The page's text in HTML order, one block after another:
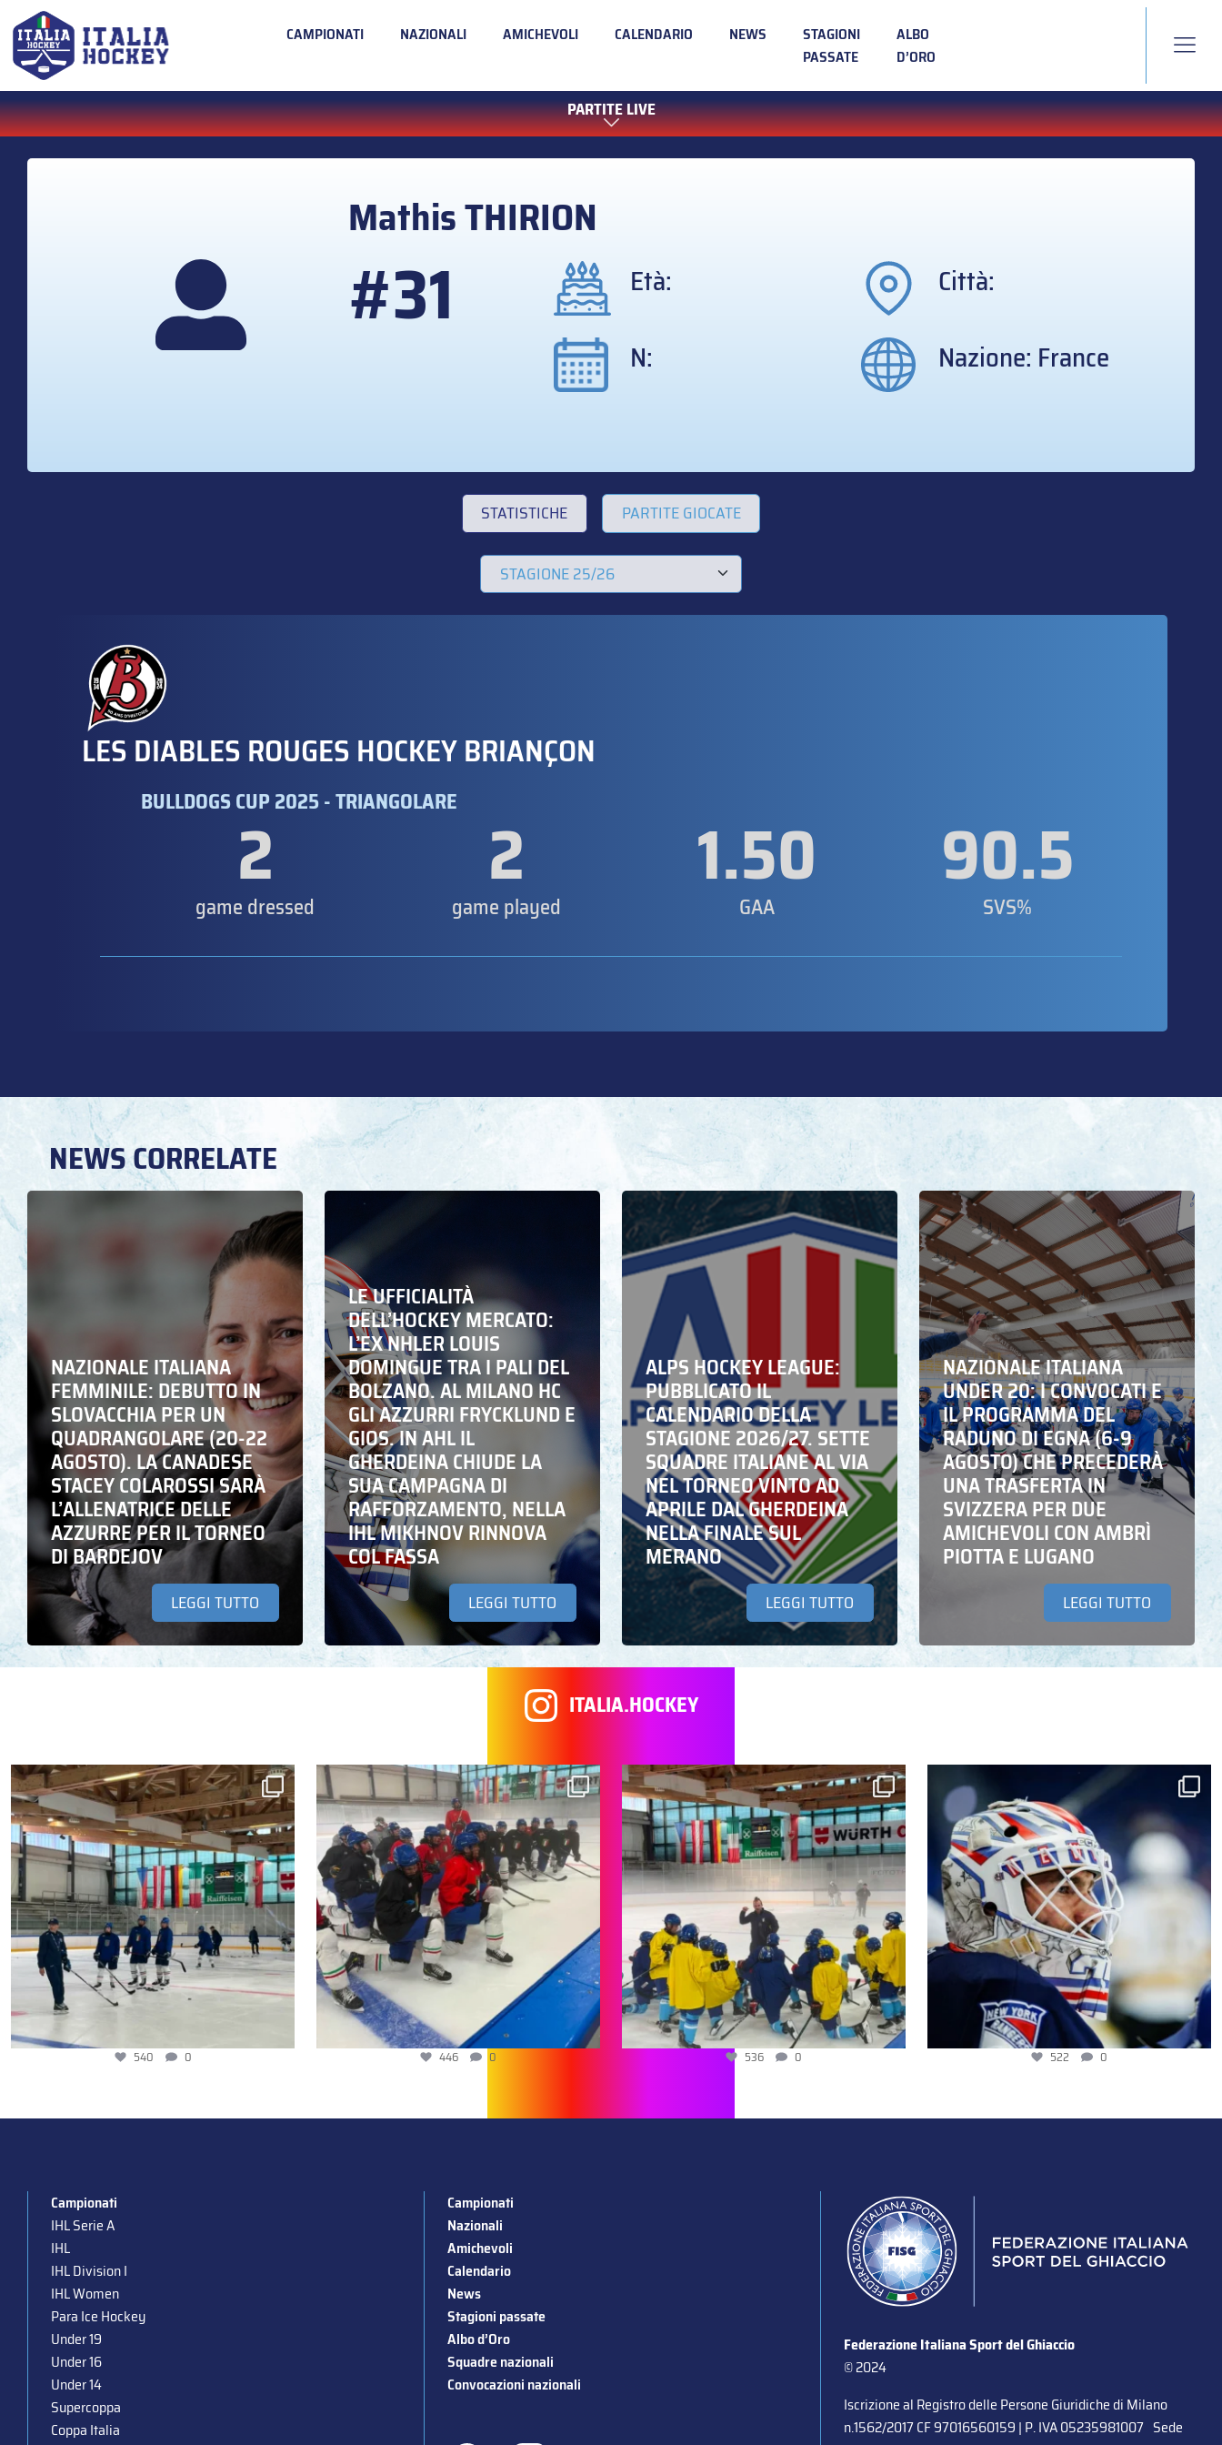
CAMPIONATI NAZIONALI AMICHEVOLI CALENDARIO NEWS
STAGIONI
PASSATE
ALBO
D’ORO
PARTITE LIVE
MathisTHIRION
#31 Età:
Città:
N:
Nazione: France
STATISTICHE PARTITE GIOCATE
LES DIABLES ROUGES HOCKEY BRIANÇON
BULLDOGS CUP 2025 - TRIANGOLARE
2
game dressed 2
game played 1.50
GAA 90.5
SVS%
NEWS CORRELATE
NAZIONALE ITALIANA
FEMMINILE: DEBUTTO IN
SLOVACCHIA PER UN
QUADRANGOLARE (20-22
AGOSTO). LA CANADESE
STACEY COLAROSSI SARÀ
L’ALLENATRICE DELLE
AZZURRE PER IL TORNEO
DI BARDEJOV
LEGGI TUTTO
LE UFFICIALITÀ
DELL’HOCKEY MERCATO:
L’EX NHLER LOUIS
DOMINGUE TRA I PALI DEL
BOLZANO. AL MILANO HC
GLI AZZURRI FRYCKLUND E
GIOS. IN AHL IL
GHERDEINA CHIUDE LA
SUA CAMPAGNA DI
RAFFORZAMENTO, NELLA
IHL MIKHNOV RINNOVA
COL FASSA
LEGGI TUTTO
ALPS HOCKEY LEAGUE:
PUBBLICATO IL
CALENDARIO DELLA
STAGIONE 2026/27. SETTE
SQUADRE ITALIANE AL VIA
NEL TORNEO VINTO AD
APRILE DAL GHERDEINA
NELLA FINALE SUL
MERANO
LEGGI TUTTO
NAZIONALE ITALIANA
UNDER 20: I CONVOCATI E
IL PROGRAMMA DEL
RADUNO DI EGNA (6-9
AGOSTO) CHE PRECEDERÀ
UNA TRASFERTA IN
SVIZZERA PER DUE
AMICHEVOLI CON AMBRÌ
PIOTTA E LUGANO
LEGGI TUTTO
ITALIA.HOCKEY
540 0 446 0 536 0 522 0
Campionati
IHL Serie A
IHL
IHL Division I
IHL Women
Para Ice Hockey
Under 19
Under 16
Under 14
Supercoppa
Coppa Italia
Campionati
Nazionali
Amichevoli
Calendario
News
Stagioni passate
Albo d’Oro
Squadre nazionali
Convocazioni nazionali
Federazione Italiana Sport del Ghiaccio
© 2024
Iscrizione al Registro delle Persone Giuridiche di Milano
n.1562/2017 CF 97016560159 | P. IVA 05235981007 Sede